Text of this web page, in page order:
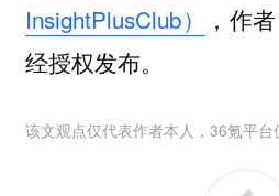
InsightPlusClub）
，作
经授权发布。
该文观点仅代表作者本人，36氪平台